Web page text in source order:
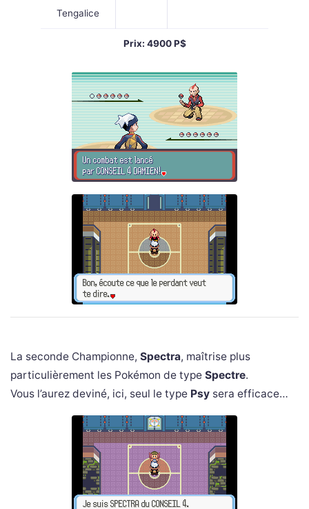
Tengalice
Prix: 4900 P$
La seconde Championne, Spectra, maîtrise plus
particulièrement les Pokémon de type Spectre.
Vous l’aurez deviné, ici, seul le type Psy sera efficace…